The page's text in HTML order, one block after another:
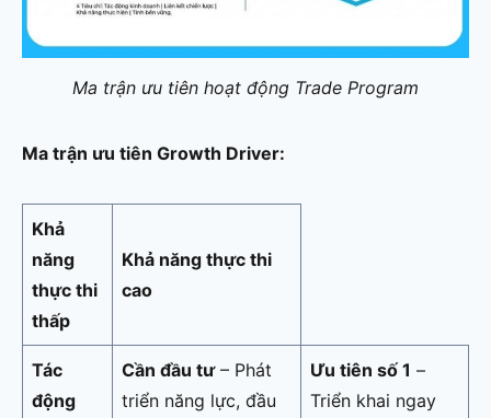
Ma trận ưu tiên hoạt động Trade Program
Ma trận ưu tiên Growth Driver:
Khả
năng
thực thi
thấp
Khả năng thực thi
cao
Tác
động
Cần đầu tư– Phát
triển năng lực, đầu
Ưu tiên số 1 –
Triển khai ngay